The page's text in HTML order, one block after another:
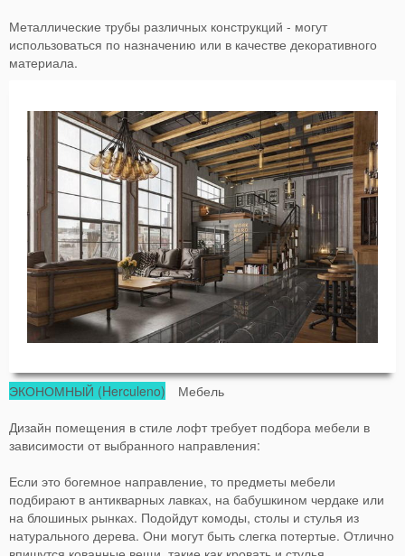
Металлические трубы различных конструкций - могут
использоваться по назначению или в качестве декоративного
материала.
ЭКОНОМНЫЙ (Herculeno) Мебель
Дизайн помещения в стиле лофт требует подбора мебели в
зависимости от выбранного направления:
Если это богемное направление, то предметы мебели
подбирают в антикварных лавках, на бабушкином чердаке или
на блошиных рынках. Подойдут комоды, столы и стулья из
натурального дерева. Они могут быть слегка потертые. Отлично